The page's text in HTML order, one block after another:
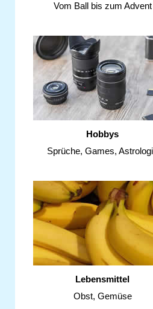
Vom Ball bis zum Advent
Hobbys
Sprüche, Games,
Lebensmittel
Obst, Gemüse